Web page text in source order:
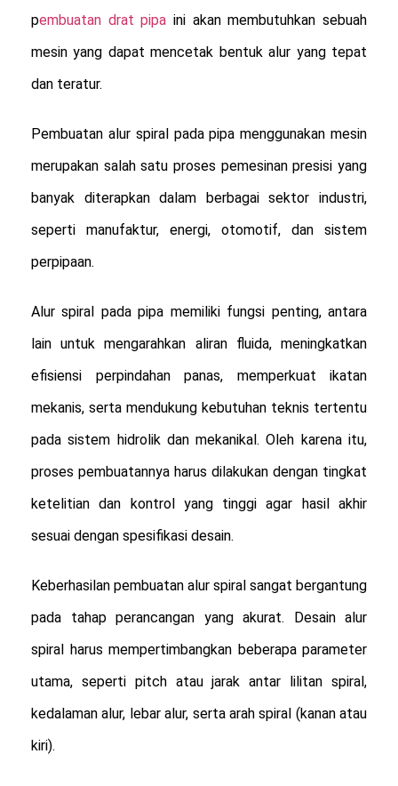
pembuatan drat pipa ini akan membutuhkan sebuah
mesin yang dapat mencetak bentuk alur yang tepat
dan teratur.
Pembuatan alur spiral pada pipa menggunakan mesin
merupakan salah satu proses pemesinan presisi yang
banyak diterapkan dalam berbagai sektor industri,
seperti manufaktur, energi, otomotif, dan sistem
perpipaan.
Alur spiral pada pipa memiliki fungsi penting, antara
lain untuk mengarahkan aliran fluida, meningkatkan
efisiensi perpindahan panas, memperkuat ikatan
mekanis, serta mendukung kebutuhan teknis tertentu
pada sistem hidrolik dan mekanikal. Oleh karena itu,
proses pembuatannya harus dilakukan dengan tingkat
ketelitian dan kontrol yang tinggi agar hasil akhir
sesuai dengan spesifikasi desain.
Keberhasilan pembuatan alur spiral sangat bergantung
pada tahap perancangan yang akurat. Desain alur
spiral harus mempertimbangkan beberapa parameter
utama, seperti pitch atau jarak antar lilitan spiral,
kedalaman alur, lebar alur, serta arah spiral (kanan atau
kiri).